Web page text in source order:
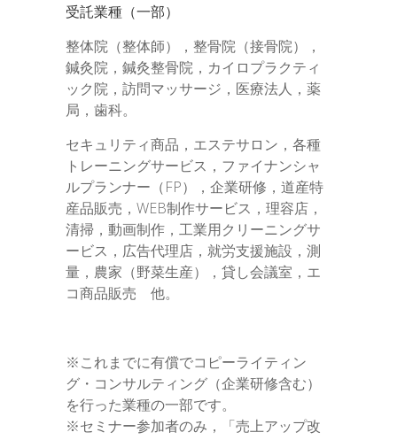
受託業種（一部）
整体院（整体師），整骨院（接骨院），
鍼灸院，鍼灸整骨院，カイロプラクティ
ック院，訪問マッサージ，医療法人，薬
局，歯科。
セキュリティ商品，エステサロン，各種
トレーニングサービス，ファイナンシャ
ルプランナー（FP），企業研修，道産特
産品販売，WEB制作サービス，理容店，
清掃，動画制作，工業用クリーニングサ
ービス，広告代理店，就労支援施設，測
量，農家（野菜生産），貸し会議室，エ
コ商品販売 他。
※これまでに有償でコピーライティン
グ・コンサルティング（企業研修含む）
を行った業種の一部です。
※セミナー参加者のみ，「売上アップ改